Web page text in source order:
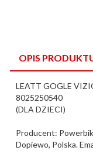
OPIS
LEATT GOGLE
8025250540
(DLA DZIECI)
Producent:
Dopiewo, Polska.